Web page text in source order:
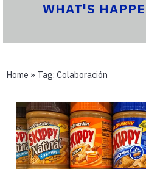
WHAT'S
Home » Tag: Colaboración